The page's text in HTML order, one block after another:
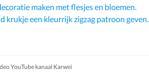
maken met flesjes en bloemen.
krukje een kleurrijk zigzag patroon geven.
YouTube kanaal Karwei